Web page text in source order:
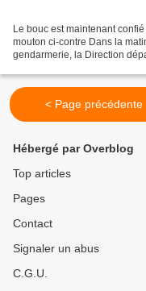
Le bouc est maintenant
mouton ci-contre Dans la
gendarmerie, la Direction
< Page précédente
Hébergé par Overblog
Top articles
Pages
Contact
Signaler un abus
C.G.U.